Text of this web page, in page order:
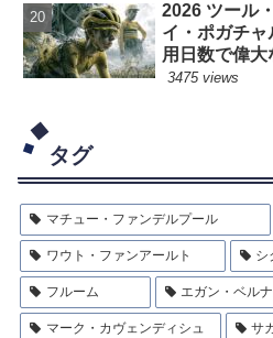
2026 ツール
イ・ポガチ
用日数で偉大
3475 views
タグ
マチュー・ファンデルプール
ワウト・ファンアールト シ
フルーム エガン・ベル
マーク・カヴェンディシュ サ